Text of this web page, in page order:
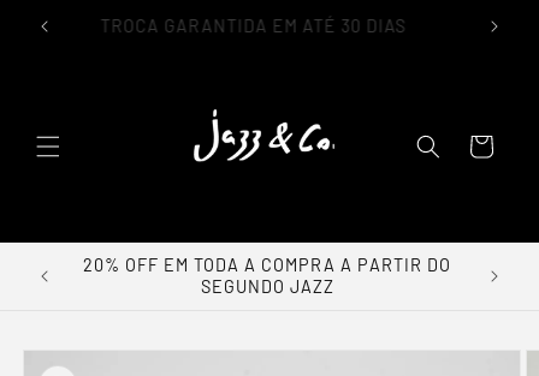
para o conteúdoTROCA GARANTIDA EM ATÉ 30 DIAS
Carrinho
20% OFF EM TODA A COMPRA A PARTIR DO
SEGUNDO JAZZ